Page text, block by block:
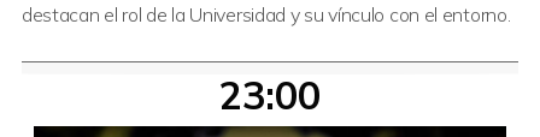
destacan el rol de la Universidad y su vínculo con el entorno.
23:00